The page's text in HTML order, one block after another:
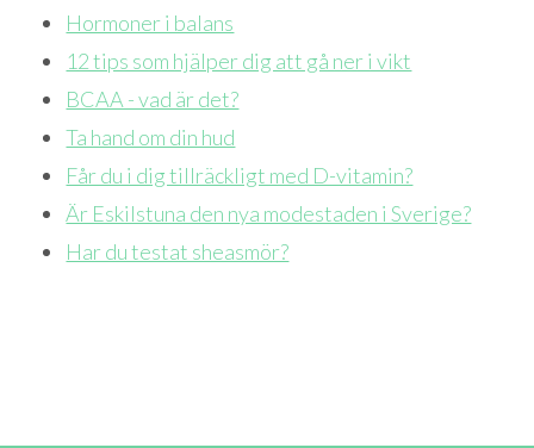
Hormoner i balans
12 tips som hjälper dig att gå ner i vikt
BCAA - vad är det?
Ta hand om din hud
Får du i dig tillräckligt med D-vitamin?
Är Eskilstuna den nya modestaden i Sverige?
Har du testat sheasmör?